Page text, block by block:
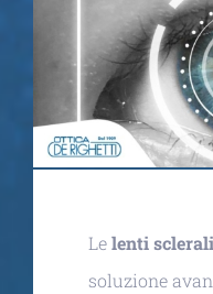
Lelenti sclerali
soluzione